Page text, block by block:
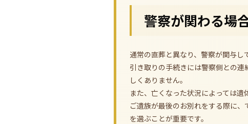
警察が関わる場
通常の直葬と異なり、警察が関与し
引き取りの手続きには警察側との
しくありません。
また、亡くなった状況によっては遺
ご遺族が最後のお別れをする際に
を選ぶことが重要です。